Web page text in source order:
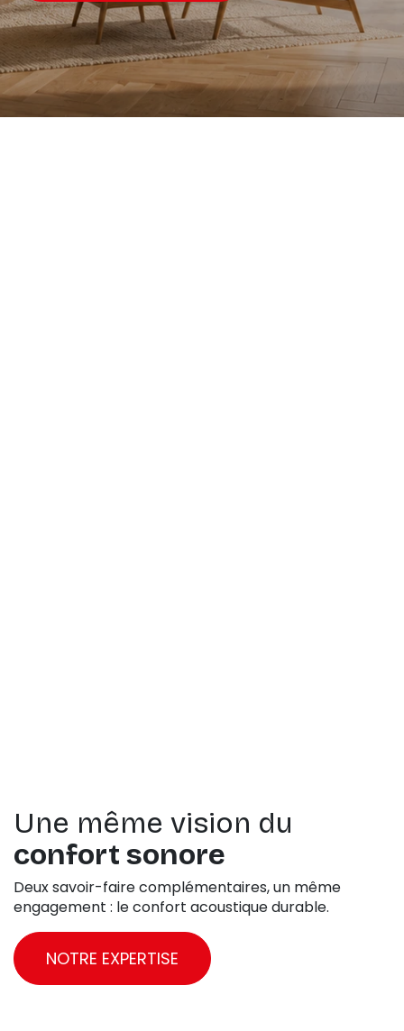
Une même vision du
confort sonore
Deux savoir-faire complémentaires, un même
engagement : le confort acoustique durable.
NOTRE EXPERTISE